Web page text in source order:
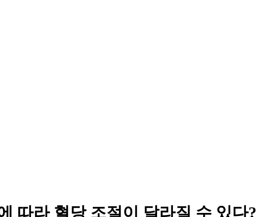
따라 혈당 조절이 달라질 수 있다?